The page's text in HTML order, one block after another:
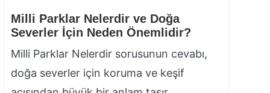
Milli Parklar Nelerdir ve Doğa
Severler İçin Neden Önemlidir?
Milli Parklar Nelerdir sorusunun cevabı,
doğa severler için koruma ve keşif